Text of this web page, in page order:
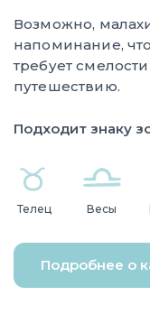
Возможно,
напоминание,
требует
путешествию.
Подходит знаку
Телец Весы
Подробнее о